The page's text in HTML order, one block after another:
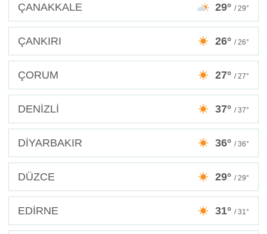
ÇANAKKALE 29° / 29°
ÇANKIRI 26° / 26°
ÇORUM 27° / 27°
DENİZLİ 37° / 37°
DİYARBAKIR 36° / 36°
DÜZCE 29° / 29°
EDİRNE 31° / 31°